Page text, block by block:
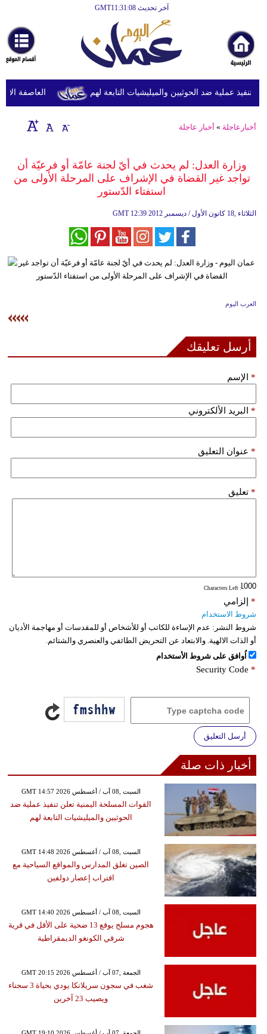
آخر تحديث GMT11:31:08
أخبارعاجلة
رياضة
ثقافة
إقتصاد
وموسيقى
أزياء
سياحة
مرأة
بيئة
مدوَّنات
سيارات
العاصفة عملية ضد الحوثيين والميليشيات التابعة لهم
أخبارعاجلة » أخبار عاجلة
وزارة العدل: لم يحدث في أيّ لجنة عامّة أو فرعيّة أن
تواجد غير القضاة في الإشراف على المرحلة الأولى من
استفتاء الدّستور
GMT 12:39 2012 الثلاثاء ,18 كانون الأول / ديسمبر
العرب اليوم
أرسل تعليقك
الإسم *
البريد الألكتروني *
عنوان التعليق *
تعليق *
: Characters Left
إلزامي *
شروط الاستخدام
شروط النشر: عدم الإساءة للكاتب أو للأشخاص أو للمقدسات أو مهاجمة الأديان
أو الذات الالهية. والابتعاد عن التحريض الطائفي والعنصري والشتائم.
اُوافق على شروط الأستخدام
Security Code *
أرسل التعليق
أخبار ذات صلة
GMT 14:57 2026 السبت ,08 آب / أغسطس
القوات المسلحة اليمنية تعلن تنفيذ عملية ضد
الحوثيين والميليشيات التابعة لهم
GMT 14:48 2026 السبت ,08 آب / أغسطس
الصين تغلق المدارس والمواقع السياحية مع
اقتراب إعصار دولفين
GMT 14:40 2026 السبت ,08 آب / أغسطس
هجوم مسلح يوقع 13 ضحية على الأقل في قرية
شرقي الكونغو الديمقراطية
GMT 20:15 2026 الجمعة ,07 آب / أغسطس
شغب في سجون سريلانكا يودي بحياة 3 سجناء
ويصيب 23 آخرين